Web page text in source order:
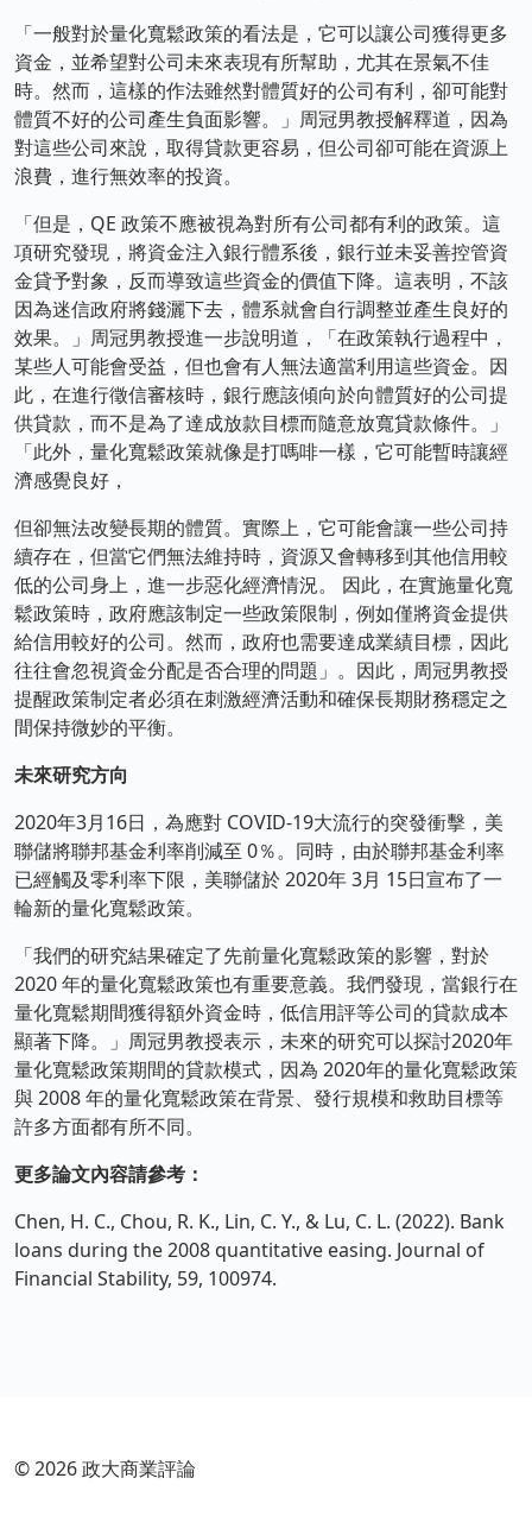
「一般對於量化寬鬆政策的看法是，它可以讓公司獲得更多
資金，並希望對公司未來表現有所幫助，尤其在景氣不佳
時。然而，這樣的作法雖然對體質好的公司有利，卻可能對
體質不好的公司產生負面影響。」周冠男教授解釋道，因為
對這些公司來說，取得貸款更容易，但公司卻可能在資源上
浪費，進行無效率的投資。
「但是，QE 政策不應被視為對所有公司都有利的政策。這
項研究發現，將資金注入銀行體系後，銀行並未妥善控管資
金貸予對象，反而導致這些資金的價值下降。這表明，不該
因為迷信政府將錢灑下去，體系就會自行調整並產生良好的
效果。」周冠男教授進一步說明道，「在政策執行過程中，
某些人可能會受益，但也會有人無法適當利用這些資金。因
此，在進行徵信審核時，銀行應該傾向於向體質好的公司提
供貸款，而不是為了達成放款目標而隨意放寬貸款條件。」
「此外，量化寬鬆政策就像是打嗎啡一樣，它可能暫時讓經
濟感覺良好，
但卻無法改變長期的體質。實際上，它可能會讓一些公司持
續存在，但當它們無法維持時，資源又會轉移到其他信用較
低的公司身上，進一步惡化經濟情況。 因此，在實施量化寬
鬆政策時，政府應該制定一些政策限制，例如僅將資金提供
給信用較好的公司。然而，政府也需要達成業績目標，因此
往往會忽視資金分配是否合理的問題」。因此，周冠男教授
提醒政策制定者必須在刺激經濟活動和確保長期財務穩定之
間保持微妙的平衡。
未來研究方向
2020年3月16日，為應對 COVID-19大流行的突發衝擊，美
聯儲將聯邦基金利率削減至 0％。同時，由於聯邦基金利率
已經觸及零利率下限，美聯儲於 2020年 3月 15日宣布了一
輪新的量化寬鬆政策。
「我們的研究結果確定了先前量化寬鬆政策的影響，對於
2020 年的量化寬鬆政策也有重要意義。我們發現，當銀行在
量化寬鬆期間獲得額外資金時，低信用評等公司的貸款成本
顯著下降。」周冠男教授表示，未來的研究可以探討2020年
量化寬鬆政策期間的貸款模式，因為 2020年的量化寬鬆政策
與 2008 年的量化寬鬆政策在背景、發行規模和救助目標等
許多方面都有所不同。
更多論文內容請參考：
Chen, H. C., Chou, R. K., Lin, C. Y., & Lu, C. L. (2022). Bank
loans during the 2008 quantitative easing. Journal of
Financial Stability, 59, 100974.
© 2026 政大商業評論